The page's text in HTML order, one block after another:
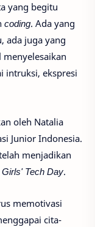
yang begitu
coding. Ada yang
ada juga yang
intruksi, ekspresi
oleh Natalia
Junior Indonesia.
menjadikan
Girls' Tech Day.
memotivasi
cita-